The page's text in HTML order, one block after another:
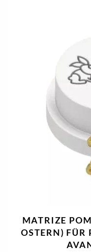
MATRIZE
OSTERN) FÜR